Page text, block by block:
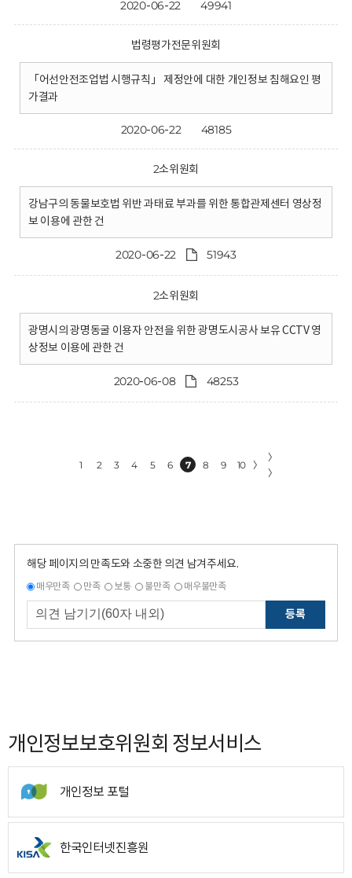
2020-06-22 49941
법령평가전문위원회
「어선안전조업법 시행규칙」 제정안에 대한 개인정보 침해요인 평
가결과
2020-06-22 48185
2소위원회
강남구의 동물보호법 위반 과태료 부과를 위한 통합관제센터 영상정
보 이용에 관한 건
2020-06-22 51943
2소위원회
광명시의 광명동굴 이용자 안전을 위한 광명도시공사 보유 CCTV 영
상정보 이용에 관한 건
2020-06-08 48253
1 2 3 4 5 6 7 8 9 10 〉
〉
〉
해당 페이지의 만족도와 소중한 의견 남겨주세요.
매우만족 만족 보통 불만족 매우불만족
등록
개인정보보호위원회 정보서비스
개인정보 포털
한국인터넷진흥원